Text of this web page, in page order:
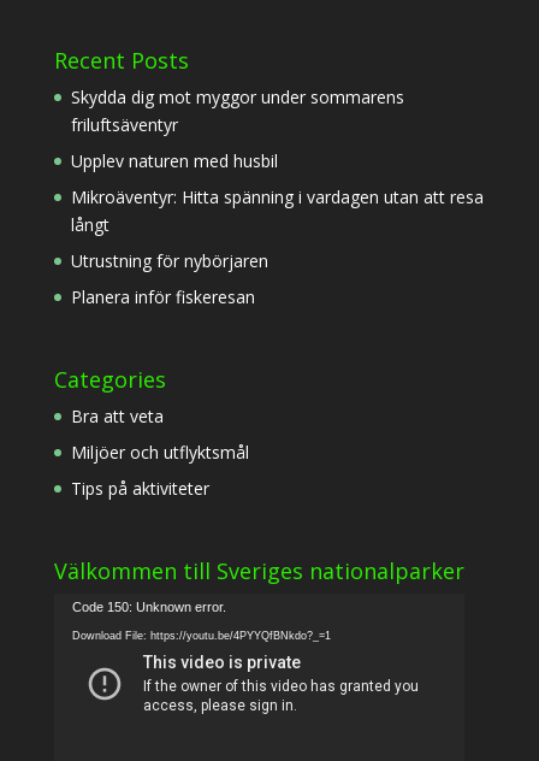
Recent Posts
Skydda dig mot myggor under sommarens
friluftsäventyr
Upplev naturen med husbil
Mikroäventyr: Hitta spänning i vardagen utan att resa
långt
Utrustning för nybörjaren
Planera inför fiskeresan
Categories
Bra att veta
Miljöer och utflyktsmål
Tips på aktiviteter
Välkommen till Sveriges nationalparker
Video
Player
Code 150: Unknown error.
Download File: https://youtu.be/4PYYQfBNkdo?_=1